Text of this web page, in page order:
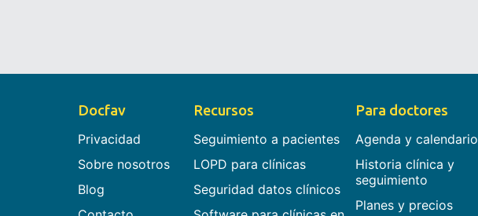
Docfav
Privacidad
Sobre nosotros
Blog
Recursos
Seguimiento a pacientes
LOPD para clínicas
Seguridad datos clínicos
Para doctores
Agenda y calendario
Historia clínica y
seguimiento
Planes y precios